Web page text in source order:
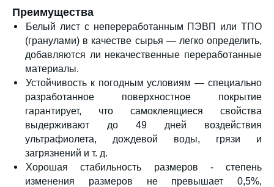
Преимущества
Белый лист с непереработанным ПЭВП или ТПО
(гранулами) в качестве сырья — легко определить,
добавляются ли некачественные переработанные
материалы.
Устойчивость к погодным условиям — специально
разработанное поверхностное покрытие
гарантирует, что самоклеящиеся свойства
выдерживают до 49 дней воздействия
ультрафиолета, дождевой воды, грязи и
загрязнений и т. д.
Хорошая стабильность размеров - степень
изменения размеров не превышает 0,5%,